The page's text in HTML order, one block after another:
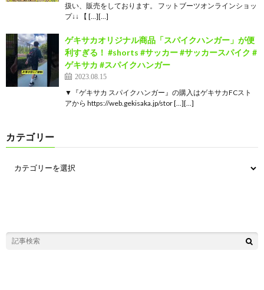
扱い、販売をしております。 フットブーツオンラインショッ
プ↓↓ 【 […][…]
ゲキサカオリジナル商品「スパイクハンガー」が便
利すぎる！ #shorts #サッカー #サッカースパイク #
ゲキサカ #スパイクハンガー
2023.08.15
▼『ゲキサカ スパイクハンガー』の購入はゲキサカFCスト
アから https://web.gekisaka.jp/stor […][…]
カテゴリー